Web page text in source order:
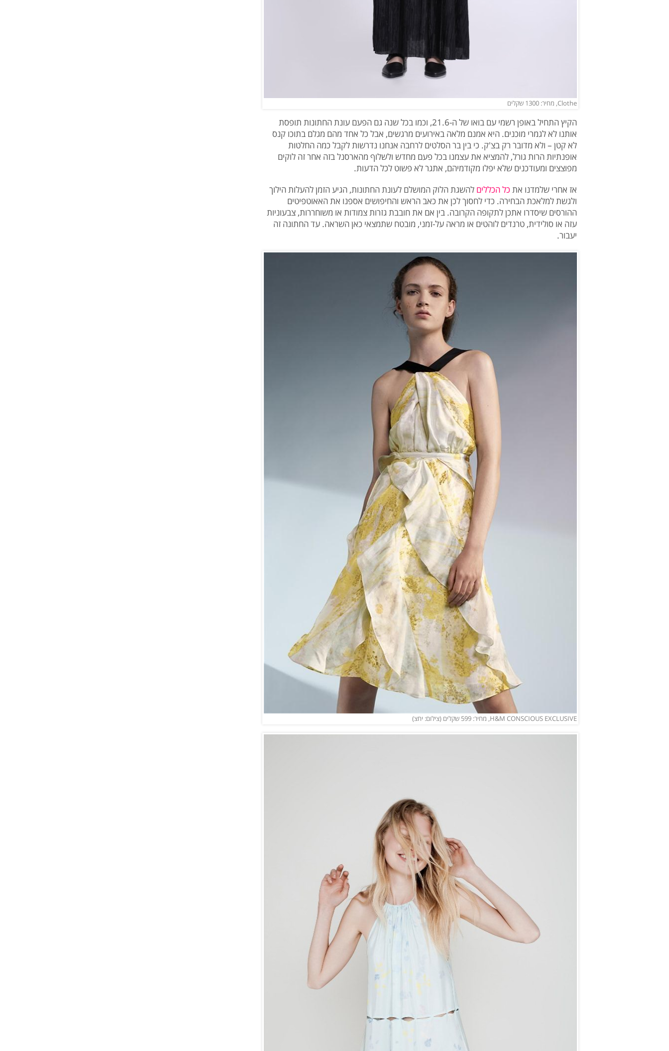
Clothe, מחיר: 1300 שקלים
הקיץ התחיל באופן רשמי עם בואו של ה-21.6, וכמו בכל שנה גם הפעם עונת החתונות תופסת
אותנו לא לגמרי מוכנים. היא אמנם מלאה באירועים מרגשים, אבל כל אחד מהם מגלם בתוכו קנס
לא קטן – ולא מדובר רק בצ'ק. כי בין בר הסלטים לרחבה אנחנו נדרשות לקבל כמה החלטות
אופנתיות הרות גורל, להמציא את עצמנו בכל פעם מחדש ולשלוף מהארסנל בזה אחר זה לוקים
מפוצצים ומעודכנים שלא יפלו מקודמיהם, אתגר לא פשוט לכל הדעות.
אז אחרי שלמדנו את כל הכללים להשגת הלוק המושלם לעונת החתונות, הגיע הזמן להעלות הילוך
ולגשת למלאכת הבחירה. כדי לחסוך לכן את כאב הראש והחיפושים אספנו את האאוטפיטים
ההורסים שיסדרו אתכן לתקופה הקרובה. בין אם את חובבת גזרות צמודות או משוחררות, צבעוניות
עזה או סולידית, טרנדים לוהטים או מראה על-זמני, מובטח שתמצאי כאן השראה. עד החתונה זה
יעבור.
H&M CONSCIOUS EXCLUSIVE, מחיר: 599 שקלים (צילום: יחצ)